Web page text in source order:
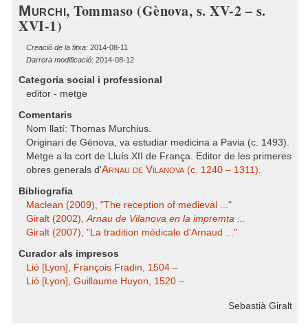
Murchi, Tommaso (Gènova, s. XV-2 – s.
XVI-1)
Creació de la fitxa: 2014-08-11
Darrera modificació: 2014-08-12
Categoria social i professional
editor - metge
Comentaris
Nom llatí: Thomas Murchius.
Originari de Gènova, va estudiar medicina a Pavia (c. 1493).
Metge a la cort de Lluís XII de França. Editor de les primeres
obres generals d'Arnau de Vilanova(c. 1240 – 1311).
Bibliografia
Maclean (2009), "The reception of medieval ..."
Giralt (2002),Arnau de Vilanova en la impremta ...
Giralt (2007), "La tradition médicale d'Arnaud ..."
Curador als impresos
Lió [Lyon], François Fradin, 1504 –
Lió [Lyon], Guillaume Huyon, 1520 –
Sebastià Giralt